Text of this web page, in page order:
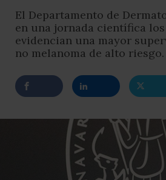
El Departamento de
en una jornada científica
evidencian una mayor
no melanoma de alto riesgo.